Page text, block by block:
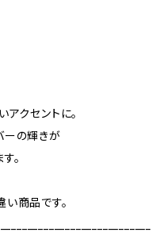
クセントに。
ーの輝きが
。
商品です。